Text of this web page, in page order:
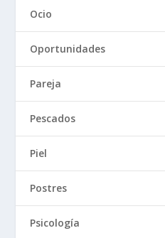
Ocio
Oportunidades
Pareja
Pescados
Piel
Postres
Psicología